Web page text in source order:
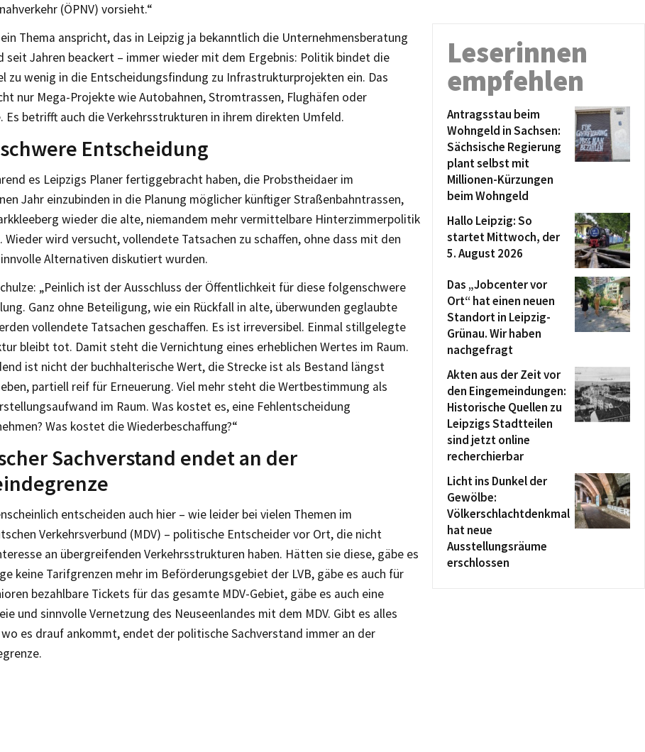
(ÖPNV) vorsieht.“
Thema anspricht, das in Leipzig ja bekanntlich die Unternehmensberatung
seit Jahren beackert – immer wieder mit dem Ergebnis: Politik bindet die
zu wenig in die Entscheidungsfindung zu Infrastrukturprojekten ein. Das
nur Mega-Projekte wie Autobahnen, Stromtrassen, Flughäfen oder
Es betrifft auch die Verkehrsstrukturen in ihrem direkten Umfeld.
Entscheidung
es Leipzigs Planer fertiggebracht haben, die Probstheidaer im
Jahr einzubinden in die Planung möglicher künftiger Straßenbahntrassen,
wieder die alte, niemandem mehr vermittelbare Hinterzimmerpolitik
Wieder wird versucht, vollendete Tatsachen zu schaffen, ohne dass mit den
Alternativen diskutiert wurden.
„Peinlich ist der Ausschluss der Öffentlichkeit für diese folgenschwere
Ganz ohne Beteiligung, wie ein Rückfall in alte, überwunden geglaubte
vollendete Tatsachen geschaffen. Es ist irreversibel. Einmal stillgelegte
bleibt tot. Damit steht die Vernichtung eines erheblichen Wertes im Raum.
ist nicht der buchhalterische Wert, die Strecke ist als Bestand längst
partiell reif für Erneuerung. Viel mehr steht die Wertbestimmung als
im Raum. Was kostet es, eine Fehlentscheidung
Was kostet die Wiederbeschaffung?“
Sachverstand endet an der
entscheiden auch hier – wie leider bei vielen Themen im
Verkehrsverbund (MDV) – politische Entscheider vor Ort, die nicht
an übergreifenden Verkehrsstrukturen haben. Hätten sie diese, gäbe es
keine Tarifgrenzen mehr im Beförderungsgebiet der LVB, gäbe es auch für
bezahlbare Tickets für das gesamte MDV-Gebiet, gäbe es auch eine
und sinnvolle Vernetzung des Neuseenlandes mit dem MDV. Gibt es alles
es drauf ankommt, endet der politische Sachverstand immer an der
Leserinnen
empfehlen
Antragsstau beim
Wohngeld in Sachsen:
Sächsische Regierung
plant selbst mit
Millionen-Kürzungen
beim Wohngeld
Hallo Leipzig: So
startet Mittwoch, der
5. August 2026
Das „Jobcenter vor
Ort“ hat einen neuen
Standort in Leipzig-
Grünau. Wir haben
nachgefragt
Akten aus der Zeit vor
den Eingemeindungen:
Historische Quellen zu
Leipzigs Stadtteilen
sind jetzt online
recherchierbar
Licht ins Dunkel der
Gewölbe:
Völkerschlachtdenkmal
hat neue
Ausstellungsräume
erschlossen